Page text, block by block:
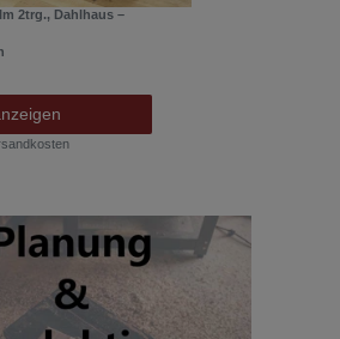
2trg., Dahlhaus –